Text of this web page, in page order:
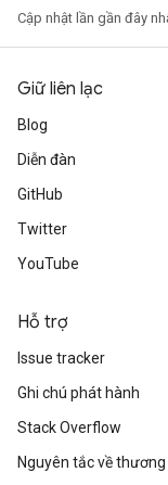
Cập nhật lần gần đây
Giữ liên lạc
Blog
Diễn đàn
GitHub
Twitter
YouTube
Hỗ trợ
Issue tracker
Ghi chú phát hành
Stack Overflow
Nguyên tắc về thương